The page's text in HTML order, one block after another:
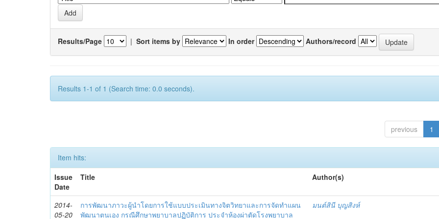
Results/Page | Sort items by In order Authors/record
Results 1-1 of 1 (Search time: 0.0 seconds).
previous 1
Item hits:
Issue
Date
Title Author(s)
2014-
05-20
การพัฒนาภาวะผู้นำโดยการใช้แบบประเมินทางจิตวิทยาและการจัดทำแผน
พัฒนาตนเอง กรณีศึกษาพยาบาลปฏิบัติการ ประจำห้องผ่าตัดโรงพยาบาล
มนต์สินี บุญสิงห์